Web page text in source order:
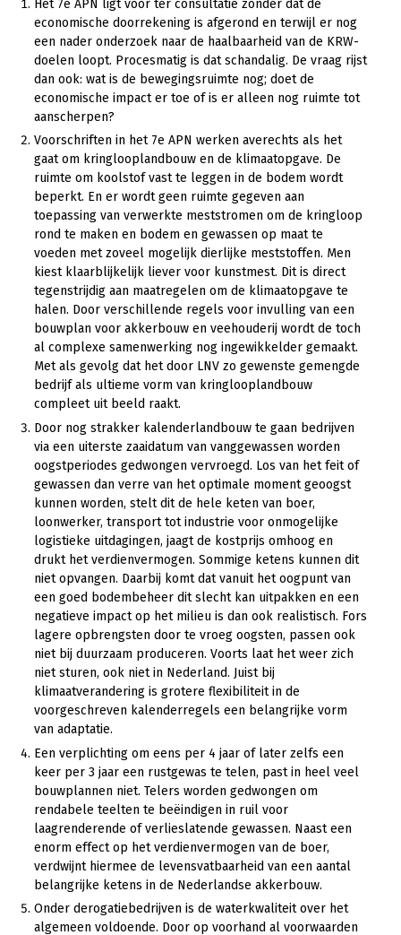
Het 7e APN ligt voor ter consultatie zonder dat de
economische doorrekening is afgerond en terwijl er nog
een nader onderzoek naar de haalbaarheid van de KRW-
doelen loopt. Procesmatig is dat schandalig. De vraag rijst
dan ook: wat is de bewegingsruimte nog; doet de
economische impact er toe of is er alleen nog ruimte tot
aanscherpen?
Voorschriften in het 7e APN werken averechts als het
gaat om kringlooplandbouw en de klimaatopgave. De
ruimte om koolstof vast te leggen in de bodem wordt
beperkt. En er wordt geen ruimte gegeven aan
toepassing van verwerkte meststromen om de kringloop
rond te maken en bodem en gewassen op maat te
voeden met zoveel mogelijk dierlijke meststoffen. Men
kiest klaarblijkelijk liever voor kunstmest. Dit is direct
tegenstrijdig aan maatregelen om de klimaatopgave te
halen. Door verschillende regels voor invulling van een
bouwplan voor akkerbouw en veehouderij wordt de toch
al complexe samenwerking nog ingewikkelder gemaakt.
Met als gevolg dat het door LNV zo gewenste gemengde
bedrijf als ultieme vorm van kringlooplandbouw
compleet uit beeld raakt.
Door nog strakker kalenderlandbouw te gaan bedrijven
via een uiterste zaaidatum van vanggewassen worden
oogstperiodes gedwongen vervroegd. Los van het feit of
gewassen dan verre van het optimale moment geoogst
kunnen worden, stelt dit de hele keten van boer,
loonwerker, transport tot industrie voor onmogelijke
logistieke uitdagingen, jaagt de kostprijs omhoog en
drukt het verdienvermogen. Sommige ketens kunnen dit
niet opvangen. Daarbij komt dat vanuit het oogpunt van
een goed bodembeheer dit slecht kan uitpakken en een
negatieve impact op het milieu is dan ook realistisch. Fors
lagere opbrengsten door te vroeg oogsten, passen ook
niet bij duurzaam produceren. Voorts laat het weer zich
niet sturen, ook niet in Nederland. Juist bij
klimaatverandering is grotere flexibiliteit in de
voorgeschreven kalenderregels een belangrijke vorm
van adaptatie.
Een verplichting om eens per 4 jaar of later zelfs een
keer per 3 jaar een rustgewas te telen, past in heel veel
bouwplannen niet. Telers worden gedwongen om
rendabele teelten te beëindigen in ruil voor
laagrenderende of verlieslatende gewassen. Naast een
enorm effect op het verdienvermogen van de boer,
verdwijnt hiermee de levensvatbaarheid van een aantal
belangrijke ketens in de Nederlandse akkerbouw.
Onder derogatiebedrijven is de waterkwaliteit over het
algemeen voldoende. Door op voorhand al voorwaarden